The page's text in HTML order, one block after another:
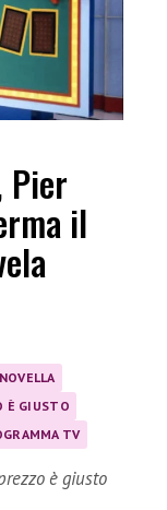
Pier
il
NOVELLA
È GIUSTO
TV
è giusto